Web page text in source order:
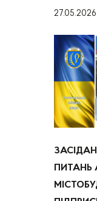
27.05.2026
ПИТАНЬ